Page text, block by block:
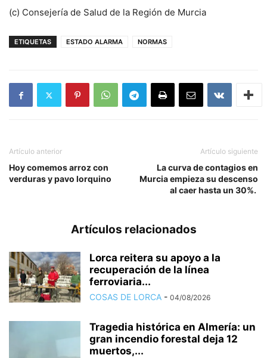
(c) Consejería de Salud de la Región de Murcia
ETIQUETAS ESTADO ALARMA NORMAS
Artículo anterior
Hoy comemos arroz con
verduras y pavo lorquino
Artículo siguiente
La curva de contagios en
Murcia empieza su descenso
al caer hasta un 30%.
Artículos relacionados
Lorca reitera su apoyo a la
recuperación de la línea
ferroviaria...
COSAS DE LORCA - 04/08/2026
Tragedia histórica en Almería: un
gran incendio forestal deja 12
muertos,...